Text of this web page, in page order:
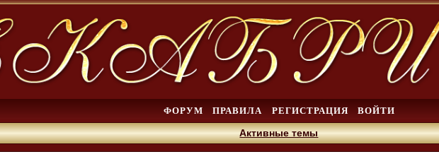
ФОРУМ ПРАВИЛА РЕГИСТРАЦИЯ ВОЙТИ
Активные темы